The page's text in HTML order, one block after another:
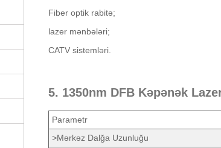
Fiber optik rabitə;
lazer mənbələri;
CATV sistemləri.
5. 1350nm DFB Kəpənək
Parametr
>Mərkəz Dalğa Uzunluğu